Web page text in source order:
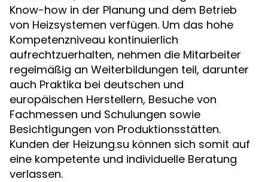
Know-how in der Planung und dem Betrieb
von Heizsystemen verfügen. Um das hohe
Kompetenzniveau kontinuierlich
aufrechtzuerhalten, nehmen die Mitarbeiter
regelmäßig an Weiterbildungen teil, darunter
auch Praktika bei deutschen und
europäischen Herstellern, Besuche von
Fachmessen und Schulungen sowie
Besichtigungen von Produktionsstätten.
Kunden der Heizung.su können sich somit auf
eine kompetente und individuelle Beratung
verlassen.